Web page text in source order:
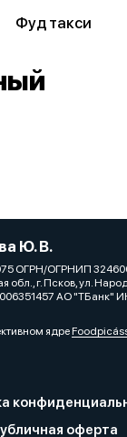
Фуд такси
Ю. В.
ОГРН/ОГРНИП
обл., г. Псков, ул.
АО "ТБанк"
ядре
оферта